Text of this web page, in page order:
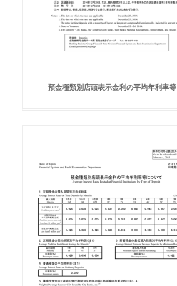
預金種類別店頭表示金利の平均年利率等